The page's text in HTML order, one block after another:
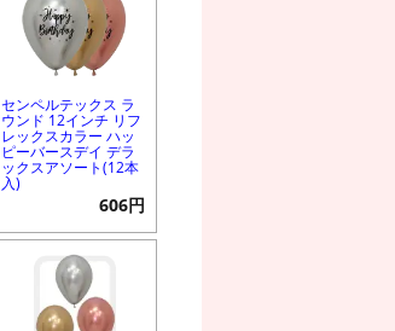
センペルテックス ラ
ウンド 12インチ リフ
レックスカラー ハッ
ピーバースデイ デラ
ックスアソート(12本
入)
606円